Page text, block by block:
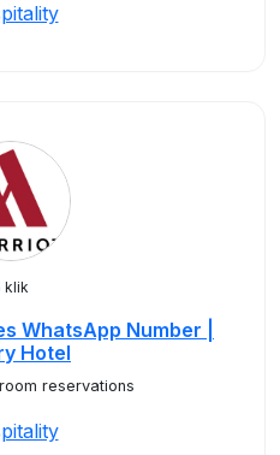
klik
WhatsApp Number |
Hotel
reservations